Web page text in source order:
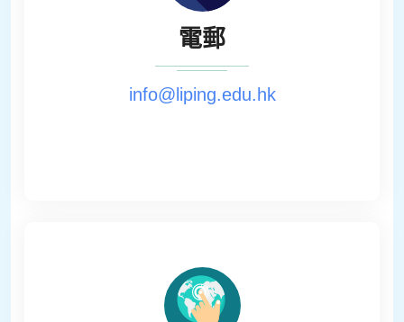
電郵
info@liping.edu.hk